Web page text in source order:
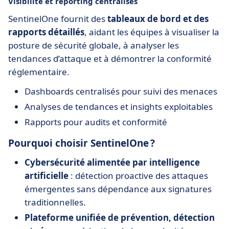
SentinelOne fournit destableaux de bord et des
rapports détaillés, aidant les équipes à visualiser la
posture de sécurité globale, à analyser les
tendances d’attaque et à démontrer la conformité
réglementaire.
Dashboards centralisés pour suivi des menaces
Analyses de tendances et insights exploitables
Rapports pour audits et conformité
Pourquoi choisir SentinelOne ?
Cybersécurité alimentée par intelligence
artificielle : détection proactive des attaques
émergentes sans dépendance aux signatures
traditionnelles.
Plateforme unifiée de prévention, détection